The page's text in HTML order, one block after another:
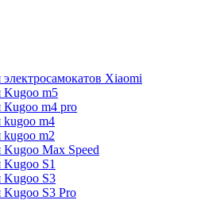
электросамокатов Xiaomi
Kugoo m5
Кugoo m4 pro
kugoo m4
kugoo m2
Kugoo Max Speed
Kugoo S1
Kugoo S3
Kugoo S3 Pro